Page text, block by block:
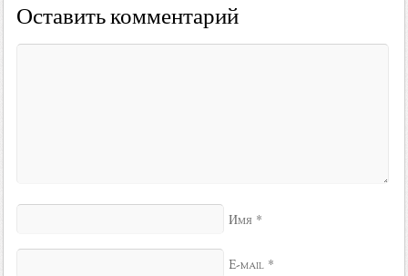
Оставить комментарий
Имя *
E-mail *